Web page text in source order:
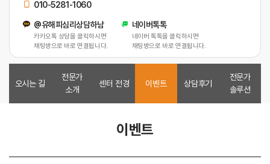
010-5281-1060
@유해피심리상담하남
카카오톡 상담을 클릭하시면
채팅방으로 바로 연결됩니다.
네이버톡톡
네이버 톡톡을 클릭하시면
채팅방으로 바로 연결됩니다.
오시는 길
전문가
소개
센터 전경 이벤트 상담후기
전문가
솔루션
이벤트